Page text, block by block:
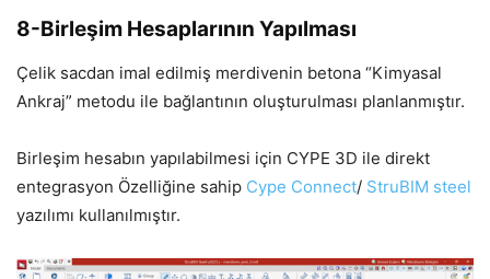
8-Birleşim Hesaplarının Yapılması
Çelik sacdan imal edilmiş merdivenin betona “Kimyasal
Ankraj” metodu ile bağlantının oluşturulması planlanmıştır.
Birleşim hesabın yapılabilmesi için CYPE 3D ile direkt
entegrasyon Özelliğine sahip Cype Connect/ StruBIM steel
yazılımı kullanılmıştır.